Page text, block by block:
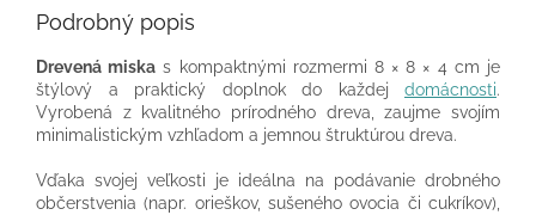
Podrobný popis
Drevená miska s kompaktnými rozmermi 8 × 8 × 4 cm je
štýlový a praktický doplnok do každej domácnosti.
Vyrobená z kvalitného prírodného dreva, zaujme svojím
minimalistickým vzhľadom a jemnou štruktúrou dreva.
Vďaka svojej veľkosti je ideálna na podávanie drobného
občerstvenia (napr. orieškov, sušeného ovocia či cukríkov),